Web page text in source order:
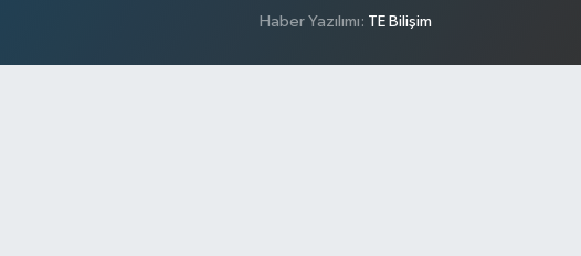
Haber Yazılımı: TE Bilişim